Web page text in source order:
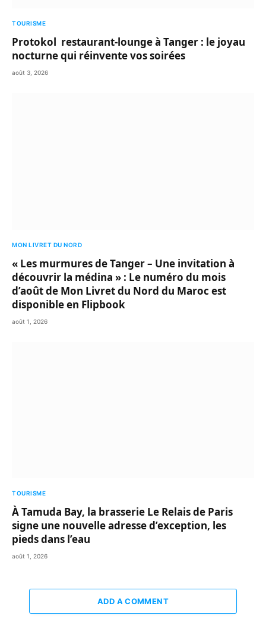
TOURISME
Protokol restaurant-lounge à Tanger : le joyau
nocturne qui réinvente vos soirées
août 3, 2026
MON LIVRET DU NORD
« Les murmures de Tanger – Une invitation à
découvrir la médina » : Le numéro du mois
d’août de Mon Livret du Nord du Maroc est
disponible en Flipbook
août 1, 2026
TOURISME
À Tamuda Bay, la brasserie Le Relais de Paris
signe une nouvelle adresse d’exception, les
pieds dans l’eau
août 1, 2026
ADD A COMMENT